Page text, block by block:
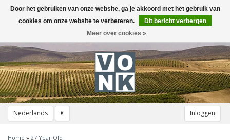
Nederlands € Inloggen
Toggle
navigation
Home » 27 Year Old
Door het gebruiken van onze website, ga je akkoord met het gebruik van
cookies om onze website te verbeteren.
Dit bericht verbergen
Meer over cookies »